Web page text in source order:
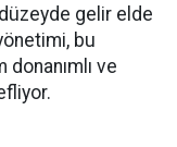
gelir elde
bu
ve